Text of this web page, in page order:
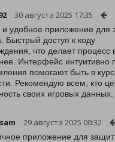
30 августа 2025 17:35
и удобное приложение для
Быстрый доступ к коду
что делает процесс
Интерфейс интуитивно
помогают быть в
Рекомендую всем, кто
своих игровых данных.
29 августа 2025 00:32
приложение для